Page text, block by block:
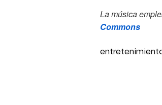
La música
Commons